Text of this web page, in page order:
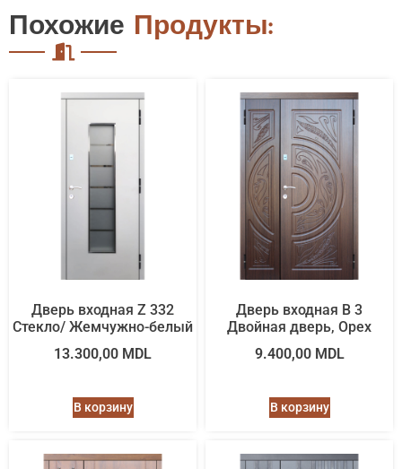
Похожие Продукты:
Дверь входная Z 332
Стекло/ Жемчужно-белый
13.300,00 MDL
В корзину
Дверь входная B 3
Двойная дверь, Орех
9.400,00 MDL
В корзину